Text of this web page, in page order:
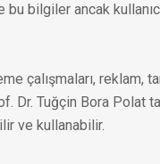
bu bilgiler ancak
çalışmaları, reklam,
Tuğçin Bora Polat
ve kullanabilir.